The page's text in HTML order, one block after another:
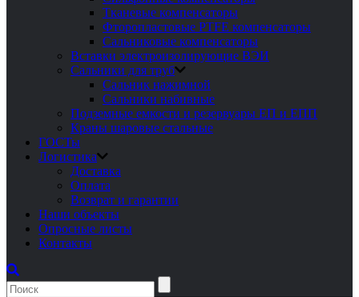
Тканевые компенсаторы
Фторопластовые PTFE компенсаторы
Сальниковые компенсаторы
Вставки электроизолирующие ВЭИ
Сальники для труб
Сальник нажимной
Сальники набивные
Подземные емкости и резервуары ЕП и ЕПП
Краны шаровые стальные
ГОСТы
Логистика
Доставка
Оплата
Возврат и гарантии
Наши объекты
Опросные листы
Контакты